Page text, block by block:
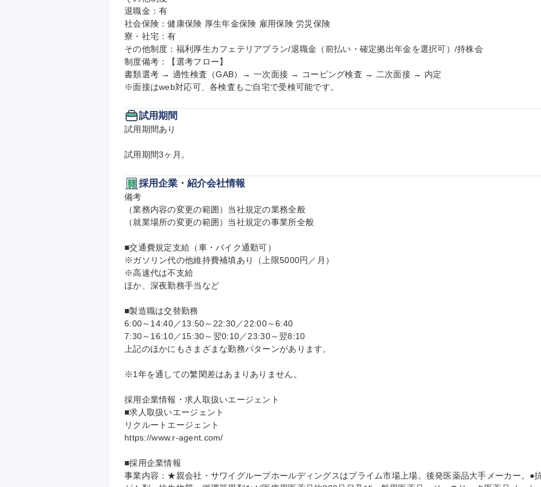
退職金：有
社会保険：健康保険 厚生年金保険 雇用保険 労災保険
寮・社宅：有
その他制度：福利厚生カフェテリアプラン/退職金（前払い・確定拠出年金を選択可）/持株会
制度備考：【選考フロー】
書類選考 → 適性検査（GAB）→ 一次面接 → コーピング検査 → 二次面接 → 内定
※面接はweb対応可、各検査もご自宅で受検可能です。
試用期間
試用期間あり
試用期間3ヶ月。
採用企業・紹介会社情報
備考
（業務内容の変更の範囲）当社規定の業務全般
（就業場所の変更の範囲）当社規定の事業所全般
■交通費規定支給（車・バイク通勤可）
※ガソリン代の他維持費補填あり（上限5000円／月）
※高速代は不支給
ほか、深夜勤務手当など
■製造職は交替勤務
6:00～14:40／13:50～22:30／22:00～6:40
7:30～16:10／15:30～翌0:10／23:30～翌8:10
上記のほかにもさまざまな勤務パターンがあります。
※1年を通しての繁閑差はあまりありません。
採用企業情報・求人取扱いエージェント
■求人取扱いエージェント
リクルートエージェント
https://www.r-agent.com/
■採用企業情報
事業内容：★親会社・サワイグループホールディングスはプライム市場上場。後発医薬品大手メーカー。●